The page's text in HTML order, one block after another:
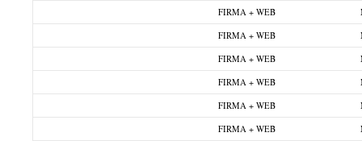
FIRMA + WEB
FIRMA + WEB
FIRMA + WEB
FIRMA + WEB
FIRMA + WEB
FIRMA + WEB